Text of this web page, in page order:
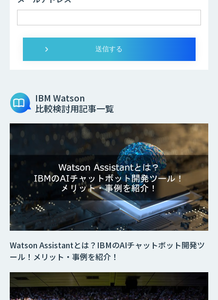
IBM Watson
比較検討用記事一覧
Watson Assistantとは？IBMのAIチャットボット開発ツ
ール！メリット・事例を紹介！